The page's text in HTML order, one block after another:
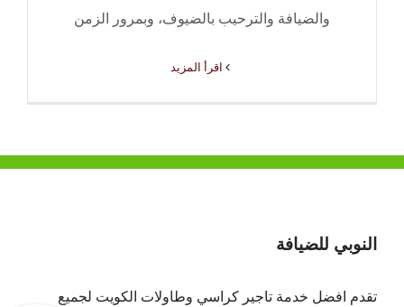
والضيافة والترحيب بالضيوف، وبمرور الزمن
النوبي للضيافة
تقدم افضل خدمة تاجير كراسي وطاولات الكويت لجميع